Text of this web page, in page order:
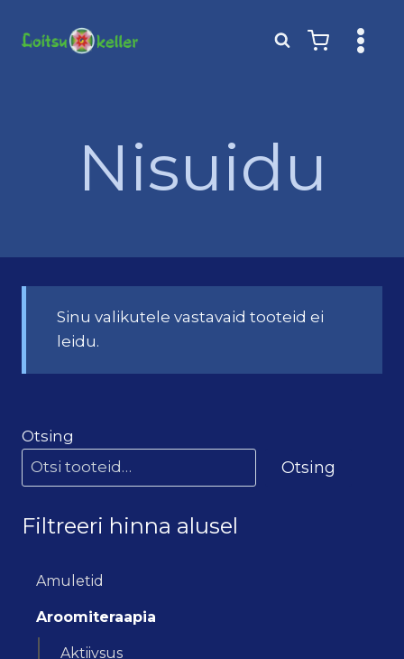
Nisuidu
Sinu valikutele vastavaid tooteid ei
leidu.
Otsing
Otsing
Filtreeri hinna alusel
Amuletid
Aroomiteraapia
Aktiivsus